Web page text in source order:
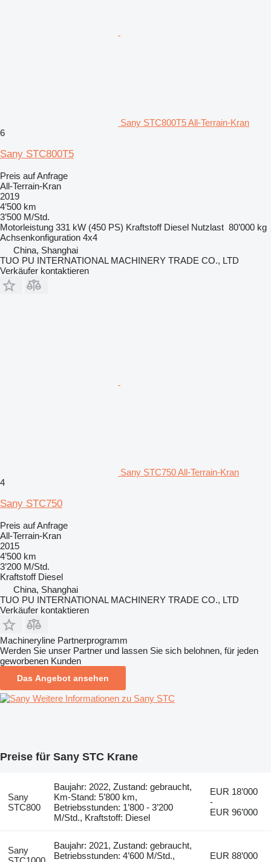
Sany STC800T5 All-Terrain-Kran
6
Sany STC800T5
Preis auf Anfrage
All-Terrain-Kran
2019
4’500 km
3’500 M/Std.
Motorleistung 331 kW (450 PS) Kraftstoff Diesel Nutzlast 80’000 kg
Achsenkonfiguration 4x4
China, Shanghai
TUO PU INTERNATIONAL MACHINERY TRADE CO., LTD
Verkäufer kontaktieren
Sany STC750 All-Terrain-Kran
4
Sany STC750
Preis auf Anfrage
All-Terrain-Kran
2015
4’500 km
3’200 M/Std.
Kraftstoff Diesel
China, Shanghai
TUO PU INTERNATIONAL MACHINERY TRADE CO., LTD
Verkäufer kontaktieren
Machineryline Partnerprogramm
Werden Sie unser Partner und lassen Sie sich belohnen, für jeden
geworbenen Kunden
Das Angebot ansehen
Weitere Informationen zu Sany STC
Preise für Sany STC Krane
Sany
STC800
Baujahr: 2022, Zustand: gebraucht,
Km-Stand: 5’800 km,
Betriebsstunden: 1’800 - 3’200
M/Std., Kraftstoff: Diesel
EUR 18’000
-
EUR 96’000
Sany
Baujahr: 2021, Zustand: gebraucht,
Betriebsstunden: 4’600 M/Std.,
EUR 88’000